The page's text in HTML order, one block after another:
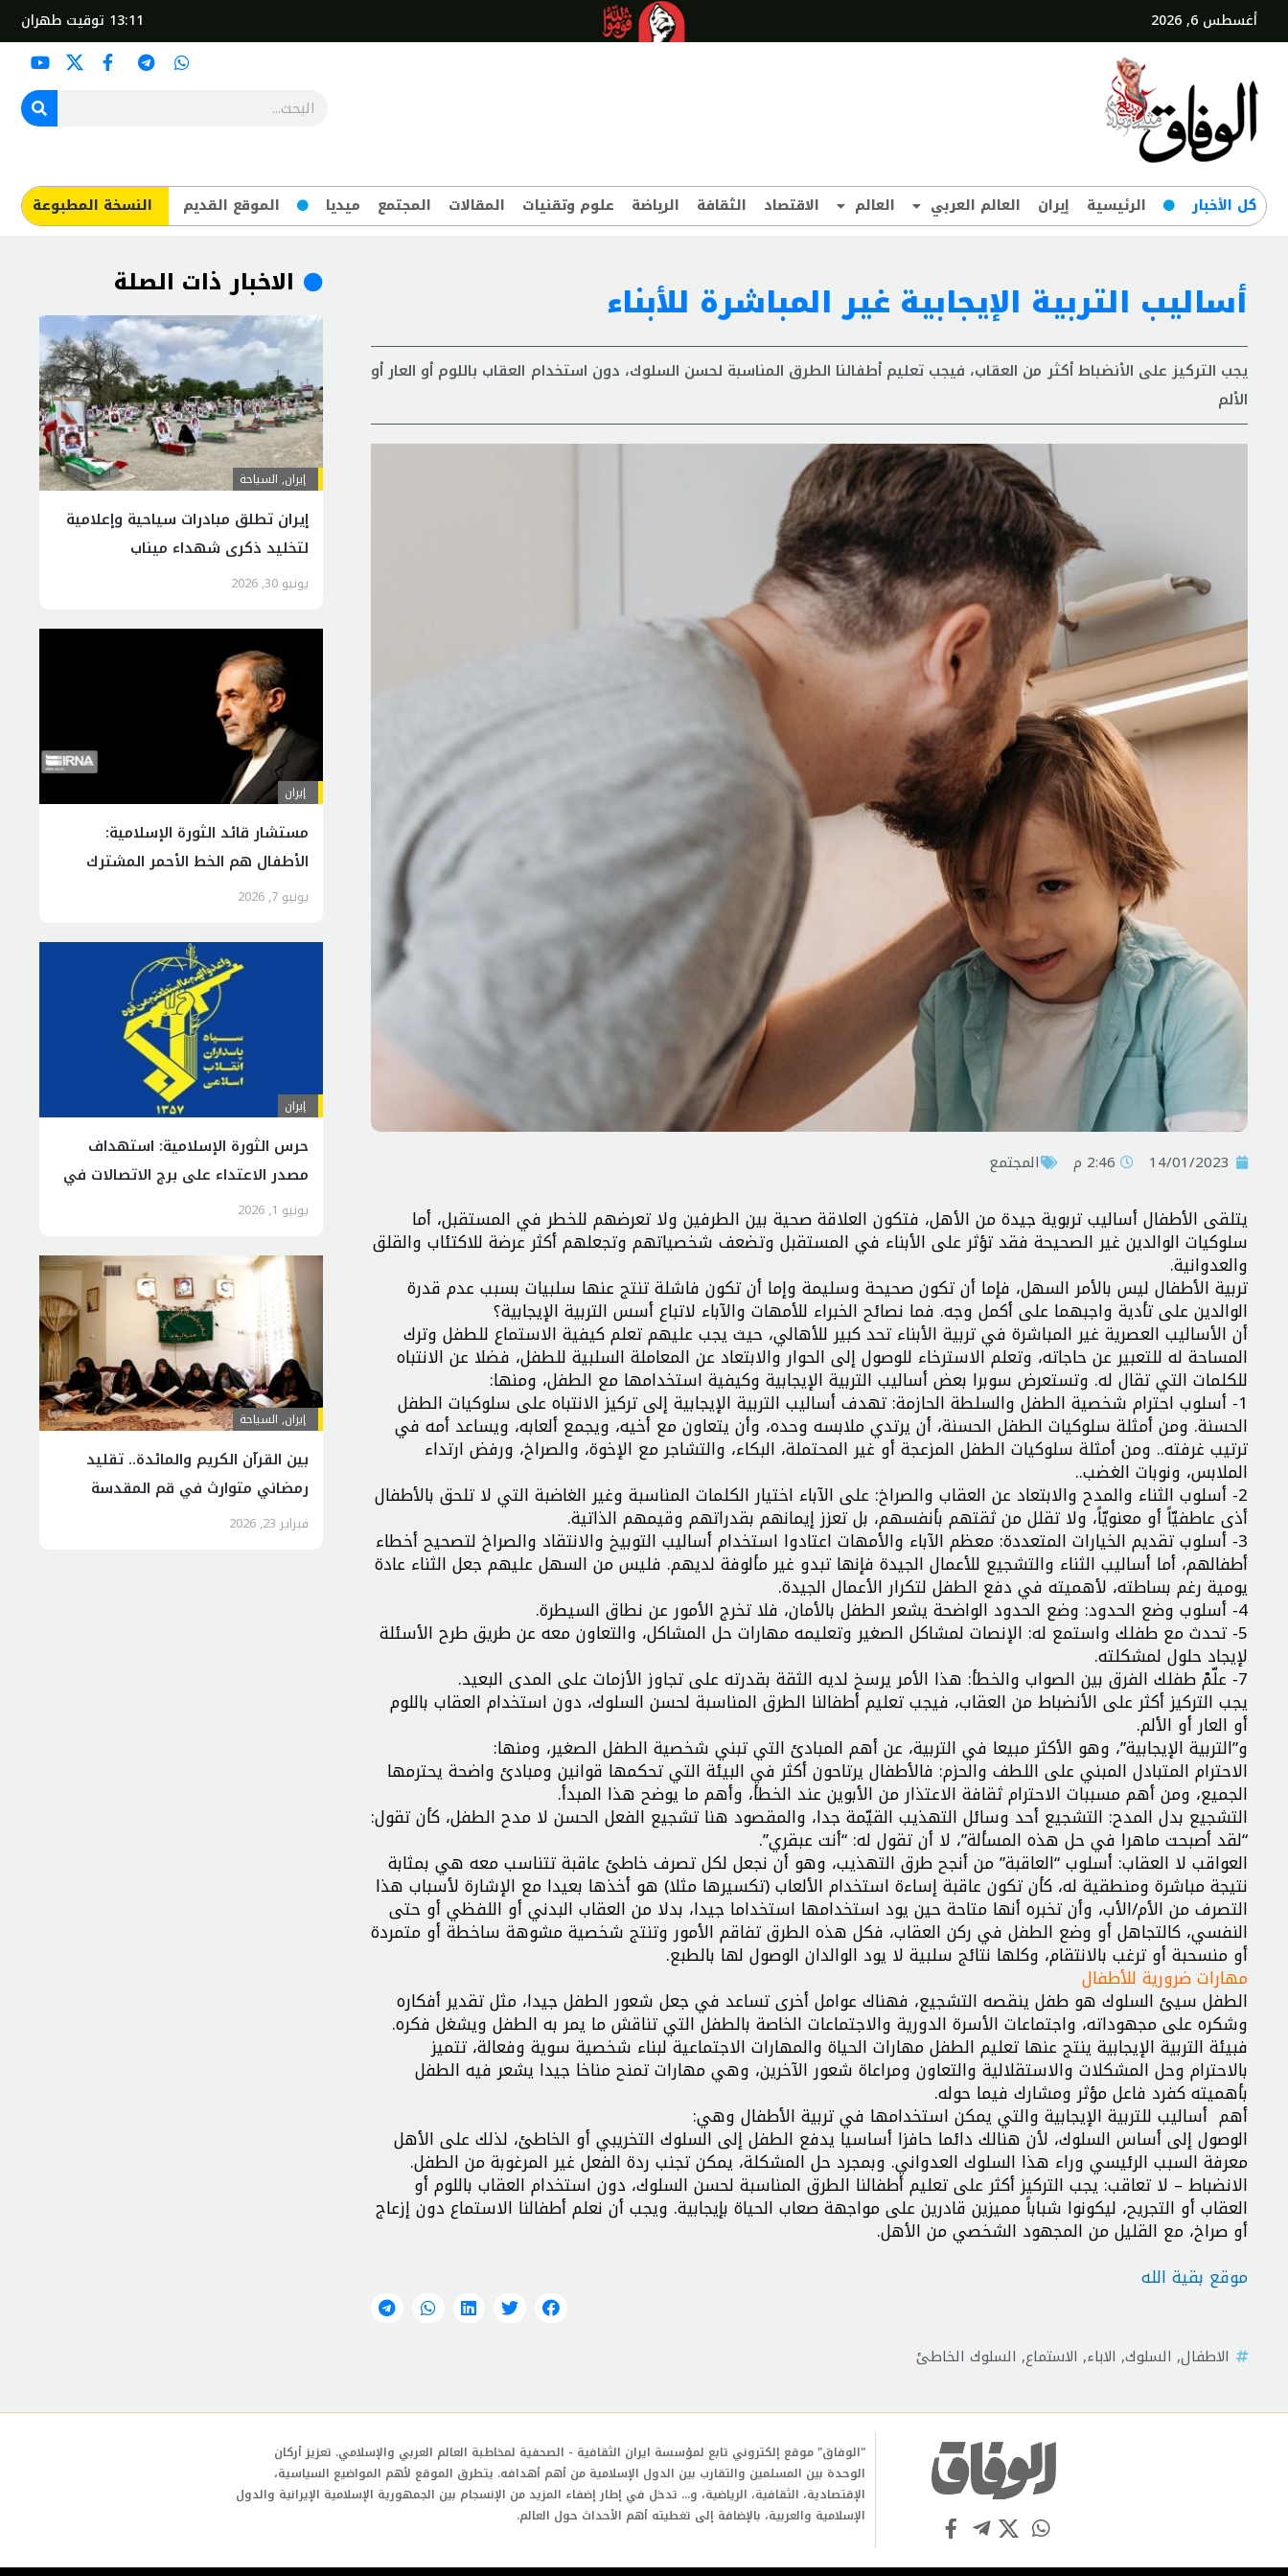
أغسطس 6, 2026 13:11 توقيت طهران
کل‌ الأخبار الرئيسية إيران العالم العربي العالم الاقتصاد الثقافة الرياضة علوم وتقنيات المقالات المجتمع ميديا الموقع القديم ​النسخة المطبوعة
أساليب التربية الإيجابية غير المباشرة للأبناء
يجب التركيز على الأنضباط أكثر من العقاب، فيجب تعليم أطفالنا الطرق المناسبة لحسن السلوك، دون استخدام العقاب باللوم أو العار أو
الألم
14/01/2023 2:46 م المجتمع
يتلقى الأطفال أساليب تربوية جيدة من الأهل، فتكون العلاقة صحية بين الطرفين ولا تعرضهم للخطر في المستقبل، أما
سلوكيات الوالدين غير الصحيحة فقد تؤثر على الأبناء في المستقبل وتضعف شخصياتهم وتجعلهم أكثر عرضة للاكتئاب والقلق
والعدوانية.
تربية الأطفال ليس بالأمر السهل، فإما أن تكون صحيحة وسليمة وإما أن تكون فاشلة تنتج عنها سلبيات بسبب عدم قدرة
الوالدين على تأدية واجبهما على أكمل وجه. فما نصائح الخبراء للأمهات والآباء لاتباع أسس التربية الإيجابية؟
أن الأساليب العصرية غير المباشرة في تربية الأبناء تحد كبير للأهالي، حيث يجب عليهم تعلم كيفية الاستماع للطفل وترك
المساحة له للتعبير عن حاجاته، وتعلم الاسترخاء للوصول إلى الحوار والابتعاد عن المعاملة السلبية للطفل، فضلا عن الانتباه
للكلمات التي تقال له. وتستعرض سوبرا بعض أساليب التربية الإيجابية وكيفية استخدامها مع الطفل، ومنها:
1- أسلوب احترام شخصية الطفل والسلطة الحازمة: تهدف أساليب التربية الإيجابية إلى تركيز الانتباه على سلوكيات الطفل
الحسنة. ومن أمثلة سلوكيات الطفل الحسنة، أن يرتدي ملابسه وحده، وأن يتعاون مع أخيه، ويجمع ألعابه، ويساعد أمه في
ترتيب غرفته.. ومن أمثلة سلوكيات الطفل المزعجة أو غير المحتملة، البكاء، والتشاجر مع الإخوة، والصراخ، ورفض ارتداء
الملابس، ونوبات الغضب..
2- أسلوب الثناء والمدح والابتعاد عن العقاب والصراخ: على الآباء اختيار الكلمات المناسبة وغير الغاضبة التي لا تلحق بالأطفال
أذى عاطفيّاً أو معنويّاً، ولا تقلل من ثقتهم بأنفسهم، بل تعزز إيمانهم بقدراتهم وقيمهم الذاتية.
3- أسلوب تقديم الخيارات المتعددة: معظم الآباء والأمهات اعتادوا استخدام أساليب التوبيخ والانتقاد والصراخ لتصحيح أخطاء
أطفالهم، أما أساليب الثناء والتشجيع للأعمال الجيدة فإنها تبدو غير مألوفة لديهم. فليس من السهل عليهم جعل الثناء عادة
يومية رغم بساطته، لأهميته في دفع الطفل لتكرار الأعمال الجيدة.
4- أسلوب وضع الحدود: وضع الحدود الواضحة يشعر الطفل بالأمان، فلا تخرج الأمور عن نطاق السيطرة.
5- تحدث مع طفلك واستمع له: الإنصات لمشاكل الصغير وتعليمه مهارات حل المشاكل، والتعاون معه عن طريق طرح الأسئلة
لإيجاد حلول لمشكلته.
7- علّمْ طفلك الفرق بين الصواب والخطأ: هذا الأمر يرسخ لديه الثقة بقدرته على تجاوز الأزمات على المدى البعيد.
يجب التركيز أكثر على الأنضباط من العقاب، فيجب تعليم أطفالنا الطرق المناسبة لحسن السلوك، دون استخدام العقاب باللوم
أو العار أو الألم.
و”التربية الإيجابية”، وهو الأكثر مبيعا في التربية، عن أهم المبادئ التي تبني شخصية الطفل الصغير، ومنها:
الاحترام المتبادل المبني على اللطف والحزم: فالأطفال يرتاحون أكثر في البيئة التي تحكمها قوانين ومبادئ واضحة يحترمها
الجميع، ومن أهم مسببات الاحترام ثقافة الاعتذار من الأبوين عند الخطأ، وأهم ما يوضح هذا المبدأ.
التشجيع بدل المدح: التشجيع أحد وسائل التهذيب القيّمة جدا، والمقصود هنا تشجيع الفعل الحسن لا مدح الطفل، كأن تقول:
“لقد أصبحت ماهرا في حل هذه المسألة”، لا أن تقول له: “أنت عبقري”.
العواقب لا العقاب: أسلوب “العاقبة” من أنجح طرق التهذيب، وهو أن نجعل لكل تصرف خاطئ عاقبة تتناسب معه هي بمثابة
نتيجة مباشرة ومنطقية له، كأن تكون عاقبة إساءة استخدام الألعاب (تكسيرها مثلا) هو أخذها بعيدا مع الإشارة لأسباب هذا
التصرف من الأم/الأب، وأن تخبره أنها متاحة حين يود استخدامها استخداما جيدا، بدلا من العقاب البدني أو اللفظي أو حتى
النفسي، كالتجاهل أو وضع الطفل في ركن العقاب، فكل هذه الطرق تفاقم الأمور وتنتج شخصية مشوهة ساخطة أو متمردة
أو منسحبة أو ترغب بالانتقام، وكلها نتائج سلبية لا يود الوالدان الوصول لها بالطبع.
مهارات ضرورية للأطفال
الطفل سيئ السلوك هو طفل ينقصه التشجيع، فهناك عوامل أخرى تساعد في جعل شعور الطفل جيدا، مثل تقدير أفكاره
وشكره على مجهوداته، واجتماعات الأسرة الدورية والاجتماعات الخاصة بالطفل التي تناقش ما يمر به الطفل ويشغل فكره.
فبيئة التربية الإيجابية ينتج عنها تعليم الطفل مهارات الحياة والمهارات الاجتماعية لبناء شخصية سوية وفعالة، تتميز
بالاحترام وحل المشكلات والاستقلالية والتعاون ومراعاة شعور الآخرين، وهي مهارات تمنح مناخا جيدا يشعر فيه الطفل
بأهميته كفرد فاعل مؤثر ومشارك فيما حوله.
أهم أساليب للتربية الإيجابية والتي يمكن استخدامها في تربية الأطفال وهي:
الوصول إلى أساس السلوك، لأن هنالك دائما حافزا أساسيا يدفع الطفل إلى السلوك التخريبي أو الخاطئ، لذلك على الأهل
معرفة السبب الرئيسي وراء هذا السلوك العدواني. وبمجرد حل المشكلة، يمكن تجنب ردة الفعل غير المرغوبة من الطفل.
الانضباط – لا تعاقب: يجب التركيز أكثر على تعليم أطفالنا الطرق المناسبة لحسن السلوك، دون استخدام العقاب باللوم أو
العقاب أو التجريح، ليكونوا شباباً مميزين قادرين على مواجهة صعاب الحياة بإيجابية. ويجب أن نعلم أطفالنا الاستماع دون إزعاج
أو صراخ، مع القليل من المجهود الشخصي من الأهل.
موقع بقية الله
الاطفال, السلوك, الاباء, الاستماع, السلوك الخاطئ
الاخبار ذات الصلة
إيران, السياحة
إيران تطلق مبادرات سياحية وإعلامية
لتخليد ذكرى شهداء ميناب
يونيو 30, 2026
إيران
مستشار قائد الثورة الإسلامية:
الأطفال هم الخط الأحمر المشترك
للبشرية
يونيو 7, 2026
إيران
حرس الثورة الإسلامية: استهداف
مصدر الاعتداء على برج الاتصالات في
جزيرة سيريك
يونيو 1, 2026
إيران, السياحة
بين القرآن الكريم والمائدة.. تقليد
رمضاني متوارث في قم المقدسة
فبراير 23, 2026
"الوفاق" موقع إلكتروني تابع لمؤسسة ايران الثقافية - الصحفية لمخاطبة العالم العربي والإسلامي. تعزيز أركان
الوحدة بين المسلمين والتقارب بين الدول الإسلامية من أهم أهدافه. يتطرق الموقع لأهم المواضيع السياسية،
الإقتصادية، الثقافية، الرياضية، و... تدخل في إطار إضفاء المزيد من الإنسجام بين الجمهورية الإسلامية الإيرانية والدول
الإسلامية والعربية، بالإضافة إلى تغطيته أهم الأحداث حول العالم.